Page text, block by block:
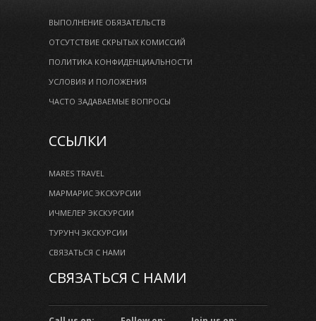
ВЫПОЛНЕНИЕ ОБЯЗАТЕЛЬСТВ
ОТСУТСТВИЕ СКРЫТЫХ КОМИССИЙ
ПОЛИТИКА КОНФИДЕНЦИАЛЬНОСТИ
УСЛОВИЯ И ПОЛОЖЕНИЯ
ЧАСТО ЗАДАВАЕМЫЕ ВОПРОСЫ
ССЫЛКИ
MARES TRAVEL
МАРМАРИС ЭКСКУРСИИ
ИЧМЕЛЕР ЭКСКУРСИИ
ТУРУНЧ ЭКСКУРСИИ
СВЯЗАТЬСЯ С НАМИ
СВЯЗАТЬСЯ С НАМИ